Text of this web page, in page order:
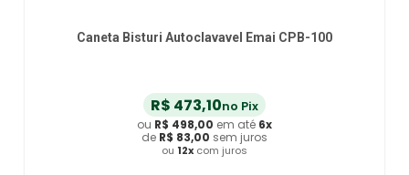
Caneta Bisturi Autoclavavel Emai CPB-100
R$ 473,10no Pix
ou R$ 498,00 em até 6x
de R$ 83,00 sem juros
ou 12x com juros